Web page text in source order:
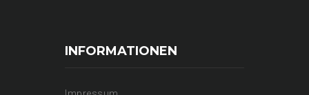
INFORMATIONEN